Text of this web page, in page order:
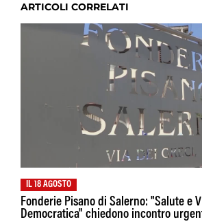
ARTICOLI CORRELATI
IL 18 AGOSTO
Fonderie Pisano di Salerno: "Salute e
Democratica" chiedono incontro